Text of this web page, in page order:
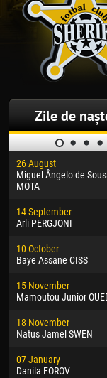
Zile de
26 August
Miguel Ângelo de
MOTA
14 September
Arli PERGJONI
10 October
Baye Assane CISS
15 November
Mamoutou Junior
18 November
Natus Jamel SWEN
07 January
Danila FOROV